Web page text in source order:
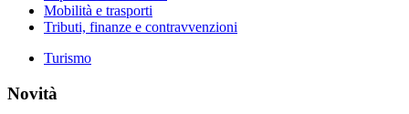
Mobilità e trasporti
Tributi, finanze e contravvenzioni
Turismo
Novità